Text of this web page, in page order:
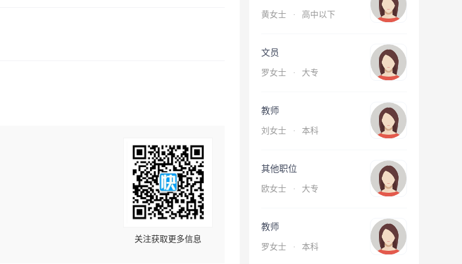
关注获取更多信息
黄女士 · 高中以下
文员
罗女士 · 大专
教师
刘女士 · 本科
其他职位
欧女士 · 大专
教师
罗女士 · 本科